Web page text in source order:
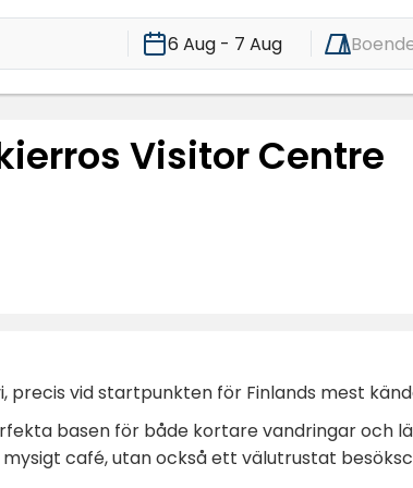
6 Aug - 7 Aug
Visitor Centre
precis vid startpunkten för Finlands mest
basen för både kortare vandringar och
café, utan också ett välutrustat